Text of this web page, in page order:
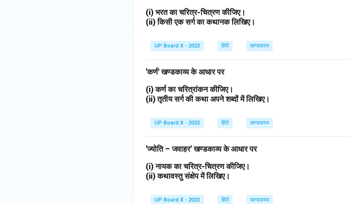
(i) भरत का चरित्र-चित्रण कीजिए।
(ii) किसी एक सर्ग का कथानक लिखिए।
UP Board X - 2023 हिंदी खण्डकाव्य
'कर्ण' खण्डकाव्य के आधार पर
(i) कर्ण का चरित्रांकन कीजिए।
(ii) तृतीय सर्ग की कथा अपने शब्दों में लिखिए।
UP Board X - 2023 हिंदी खण्डकाव्य
'ज्योति – जवाहर' खण्डकाव्य के आधार पर
(i) नायक का चरित्र-चित्रण कीजिए।
(ii) कथावस्तु संक्षेप में लिखिए।
UP Board X - 2023 हिंदी खण्डकाव्य